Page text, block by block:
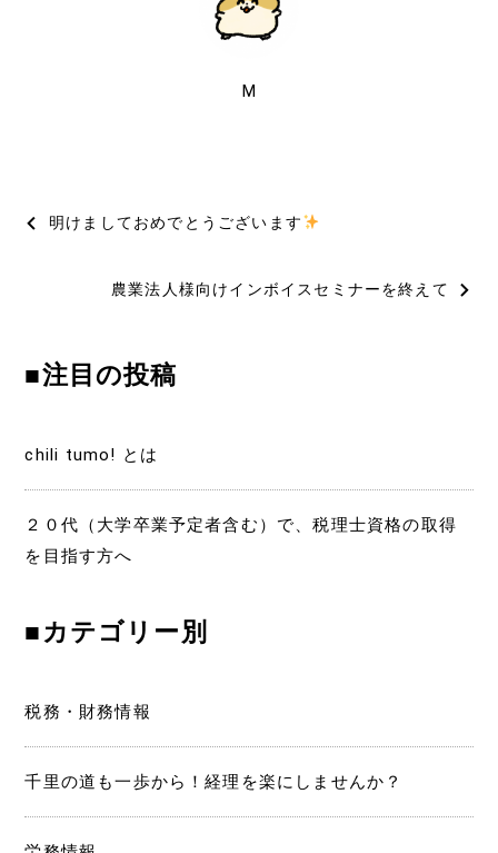
M
投
ゲ
ョ
ン
明けましておめでとうございます
農業法人様向けインボイスセミナーを終えて
■注目の投稿
chili tumo! とは
２０代（大学卒業予定者含む）で、税理士資格の取得
を目指す方へ
■カテゴリー別
税務・財務情報
千里の道も一歩から！経理を楽にしませんか？